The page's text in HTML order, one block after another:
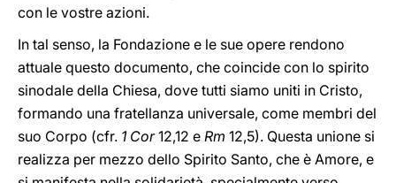
con le vostre azioni.
In tal senso, la Fondazione e le sue opere rendono
attuale questo documento, che coincide con lo spirito
sinodale della Chiesa, dove tutti siamo uniti in Cristo,
formando una fratellanza universale, come membri del
suo Corpo (cfr. 1 Cor12,12 e Rm 12,5). Questa unione si
realizza per mezzo dello Spirito Santo, che è Amore, e